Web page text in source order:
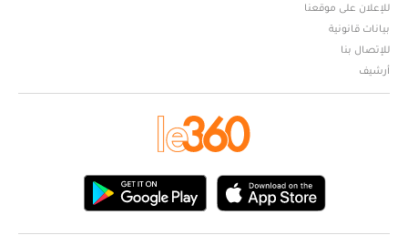
للإعلان على موقعنا
بيانات قانونية
للإتصال بنا
أرشيف